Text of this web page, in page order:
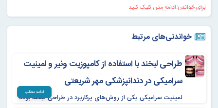
ایمپلنت دندان
طراحی لبخند (کامپوزیت ونیر، لمینیت سرامیکی)
بلیچینگ (سفید کردن دندان)
ارتودنسی کودکان و بزرگسالان
ارتودنسی دیون
ارتودنسی نامرئی
درمان ریشه
برای خواندن ادامه متن کلیک کنید ...
خواندنی‌های مرتبط
طراحی لبخند با استفاده از کامپوزیت ونیر و لمینیت
سرامیکی در دندانپزشکی مهر شریعتی
لمینیت سرامیکی یکی از روش‌های پرکاربرد در طراحی لبخند بوده
ادامه مطلب